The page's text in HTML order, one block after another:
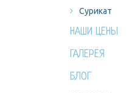
Сурикат
НАШИ ЦЕНЫ
ГАЛЕРЕЯ
БЛОГ